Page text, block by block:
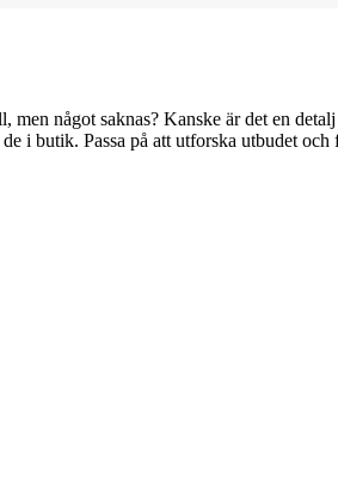
något saknas? Kanske är det en
i butik. Passa på att utforska utbudet och